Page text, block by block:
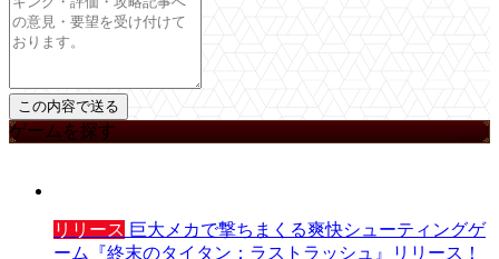
ゲームを探す
リリース 巨大メカで撃ちまくる爽快シューティングゲ
ーム『終末のタイタン：ラストラッシュ』リリース！